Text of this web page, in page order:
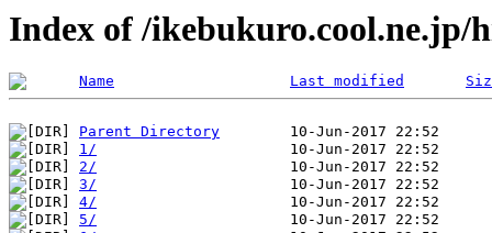
Index of /ikebukuro.cool.ne.jp/
Name Last modified
Parent Directory
1/
2/
3/
4/
5/